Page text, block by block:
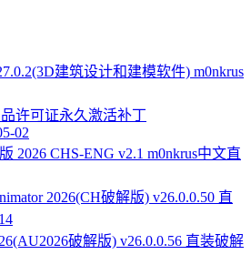
建筑设计和建模软件) m0nkrus
许可证永久激活补丁
02
2026 CHS-ENG v2.1 m0nkrus中文直
2026(CH破解版) v26.0.0.50 直
破解版) v26.0.0.56 直装破解